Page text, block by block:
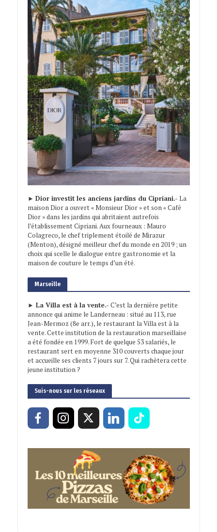
► Dior investit les anciens jardins du Cipriani.- La
maison Dior a ouvert « Monsieur Dior » et son « Café
Dior » dans les jardins qui abritaient autrefois
l’établissement Cipriani. Aux fourneaux : Mauro
Colagreco, le chef triplement étoilé de Mirazur
(Menton), désigné meilleur chef du monde en 2019 ; un
choix qui scelle le dialogue entre gastronomie et la
maison de couture le temps d’un été.
Marseille
► La Villa est à la vente.- C’est la dernière petite
annonce qui anime le Landerneau : situé au 113, rue
Jean-Mermoz (8e arr.), le restaurant la Villa est à la
vente. Cette institution de la restauration marseillaise
a été fondée en 1999. Fort de quelque 53 salariés, le
restaurant sert en moyenne 310 couverts chaque jour
et accueille ses clients 7 jours sur 7. Qui rachètera cette
jeune institution ?
Suis-nous sur les réseaux